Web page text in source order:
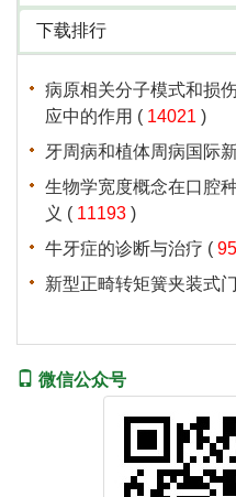
下载排行
病原相关分子模式和损
应中的作用 ( 14021 )
牙周病和植体周病国际
生物学宽度概念在口腔
义 ( 11193 )
牛牙症的诊断与治疗 (
新型正畸转矩簧夹装式
微信公众号